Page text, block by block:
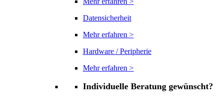
Datensicherheit
Mehr erfahren >
Hardware / Peripherie
Mehr erfahren >
Individuelle Beratung gewünscht?